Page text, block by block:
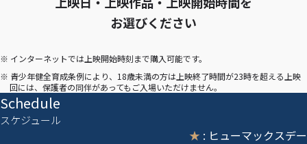
お選びください
※ インターネットでは上映開始時刻まで購入可能です。
※ 青少年健全育成条例により、18歳未満の方は上映終了時間が23時を超える上映
回には、保護者の同伴があってもご入場いただけません。
Schedule
スケジュール
★ : ヒューマックスデー